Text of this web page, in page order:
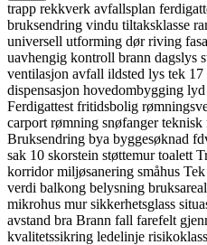
trapp rekkverk avfallsplan
bruksendring vindu tiltaksklasse
universell utforming dørriving
uavhengig kontroll brann dagslys
ventilasjon avfall ildsted lys tek 17
dispensasjon hovedombygging lyd
Ferdigattest fritidsbolig
carport rømning snøfangerteknisk
Bruksendring bya byggesøknad
sak 10 skorstein støttemurtoalett
korridormiljøsanering småhus
verdi balkong belysning bruksareal
mikrohus mursikkerhetsglass
avstand bra Brann fall farefelt
kvalitetssikring ledelinje